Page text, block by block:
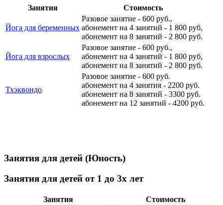
Занятия Стоимость
Йога для беременных
Разовое занятие - 600 руб.,
абонемент на 4 занятий - 1 800 руб,
абонемент на 8 занятий - 2 800 руб.
Йога для взрослых
Разовое занятие - 600 руб.,
абонемент на 4 занятий - 1 800 руб,
абонемент на 8 занятий - 2 800 руб.
Тхэквондо
Разовое занятие - 600 руб.
абонемент на 4 занятия - 2200 руб.
абонемент на 8 занятий - 3300 руб.
абонемент на 12 занятий - 4200 руб.
Занятия для детей (Юность)
Занятия для детей от 1 до 3х лет
Занятия Стоимость